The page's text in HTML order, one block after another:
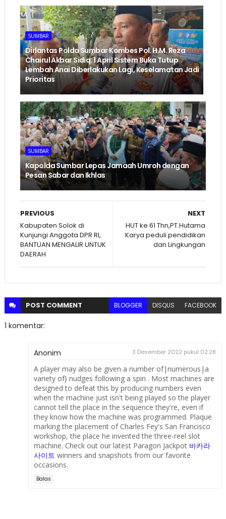
SUMBAR
Dirlantas Polda Sumbar Kombes Pol. H.M. Reza
Chairul Akbar Sidiq: 1 April Sistem Buka Tutup
Lembah Anai Diberlakukan Lagi, Keselamatan Jadi
Prioritas
SUMBAR
Kapolda Sumbar Lepas Jamaah Umroh dengan
Pesan Sabar dan Ikhlas
NEXT
HUT ke 61 Thn,PT.Hutama
Karya peduli pendidikan
dan Lingkungan
PREVIOUS
Kabupaten Solok di
Kunjungi Anggota DPR RI,
BANTUAN MENGALIR UNTUK
DAERAH
POST COMMENT BLOGGER DISQUS FACEBOOK
1 komentar:
Anonim 3 Desember 2022 pukul 02.28
A player may also be given a number of|numerous|a
variety of} nudges following a spin . Most machines are
designed to defeat this by producing numbers even
when the machine just isn't being played so the player
cannot tell the place in the sequence they're, even if
they know how the machine was programmed. Plaque
marking the placement of Charles Fey's San Francisco
workshop, the place he invented the three-reel slot
machine. Check out our latest Paragon Jackpot 바카라
사이트 winners and snapshots from our favorite
occasions.
Balas